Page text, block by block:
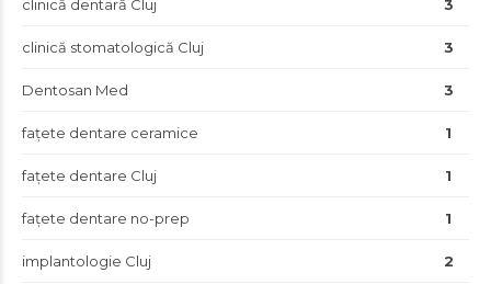
clinică dentară Cluj 3
clinică stomatologică Cluj 3
Dentosan Med 3
fațete dentare ceramice 1
fațete dentare Cluj 1
fațete dentare no-prep 1
implantologie Cluj 2